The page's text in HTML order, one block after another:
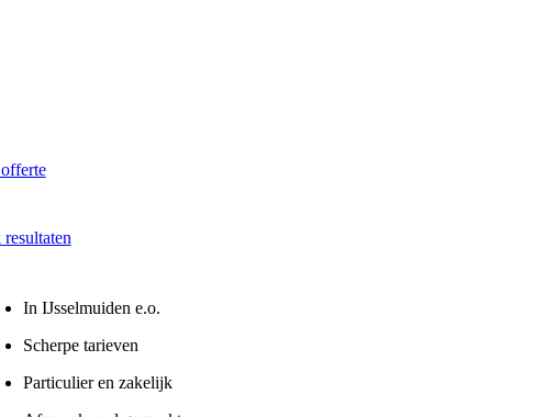
In IJsselmuiden e.o.
Scherpe tarieven
Particulier en zakelijk